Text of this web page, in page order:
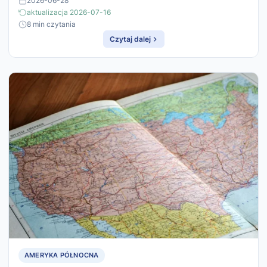
aktualizacja 2026-07-16
8 min czytania
Czytaj dalej
AMERYKA PÓŁNOCNA